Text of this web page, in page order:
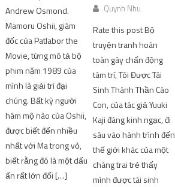
Andrew Osmond.
Mamoru Oshii, giám
đốc của Patlabor the
Movie, từng mô tả bộ
phim năm 1989 của
mình là giải trí đại
chúng. Bất kỳ người
hâm mộ nào của Oshii,
được biết đến nhiều
nhất với Ma trong vỏ,
biết rằng đó là một dấu
ấn rất lớn đối […]
Quynh Nhu
Rate this post Bộ
truyện tranh hoàn
toàn gây chấn động
tâm trí, Tôi Được Tái
Sinh Thành Thần Cáo
Con, của tác giả Yuuki
Kaji đáng kinh ngạc, đi
sâu vào hành trình đến
thế giới khác của một
chàng trai trẻ thấy
mình được tái sinh